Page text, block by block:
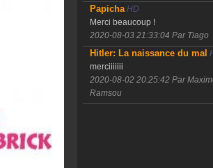
PapichaHD
Merci beaucoup !
2020-08-03 21:33:04 Par Tiago
Hitler: La naissance du mal
merciiiiiii
2020-08-02 20:25:42 Par
Ramsou